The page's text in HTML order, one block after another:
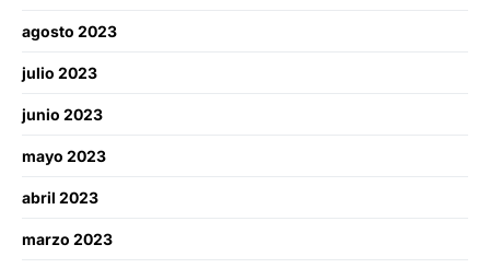
agosto 2023
julio 2023
junio 2023
mayo 2023
abril 2023
marzo 2023